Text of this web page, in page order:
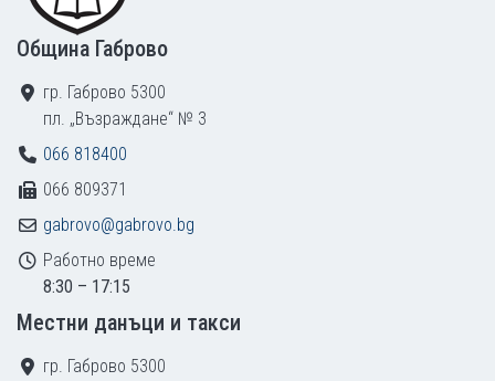
Община Габрово
гр. Габрово 5300
пл. „Възраждане“ № 3
066 818400
066 809371
gabrovo@gabrovo.bg
Работно време
8:30 – 17:15
Местни данъци и такси
гр. Габрово 5300